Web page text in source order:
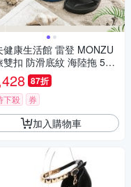
健康生活館 雷登 MONZU
雙扣 防滑底紋 海陸拖 5款
任選4雙87折
下殺 券
加入購物車